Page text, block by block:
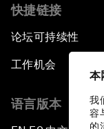
本
我
容
的
快捷链接
论坛可持续性
工作机会
语言版本